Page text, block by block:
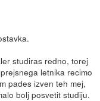
studiras redno, torej
letnika recimo
pades izven teh mej,
bolj posvetit studiju.